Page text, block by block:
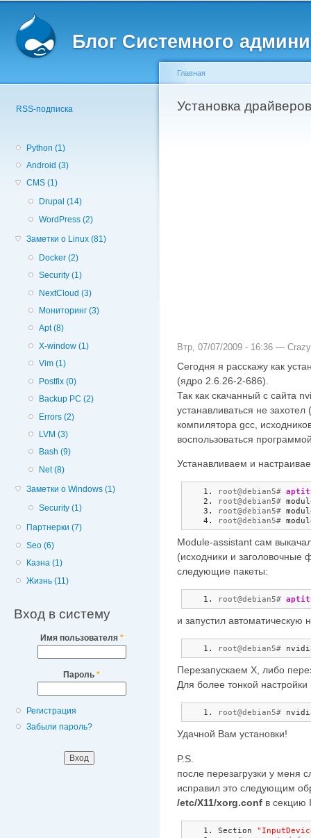
Блог Системного
RSS-подписка
Python (1)
Android (3)
CMS (1)
Drupal (14)
WordPress (2)
Заметки о Linux (81)
Docker (2)
Security (1)
NextCloud (3)
Мониторинг (3)
Apt (8)
X-window (1)
Vim (1)
Postfix (0)
Backup PC (2)
Errors (2)
LVM (3)
Bash (9)
Net (8)
Заметки о Windows (1)
Security (1)
Партнерки (7)
Seo (6)
Казна (1)
Жизнь (11)
Вход в систему
Имя пользователя *
Пароль *
Регистрация
Забыли пароль?
Вы здесь
Главная
Установка
Втр, 07/07/2009 - 16:36 —
Сегодня я расскажу как
(ядро 2.6.26-2-686).
Так как скачанный с сайта
устанавливаться не захотел
компилятора gcc,
воспользоваться
Устанавливаем и
root@debian5#
root@debian5#
root@debian5#
root@debian5#
Module-assistant сам
(исходники и заголовочные
следующие пакеты:
root@debian5#
и запустил автоматическую
root@debian5#
Перезапускаем X, либо
Для более тонкой
root@debian5#
Удачной Вам установки!
P.S.
после перезагрузки у меня
исправил это следующим
/etc/X11/xorg.conf в секцию
Section